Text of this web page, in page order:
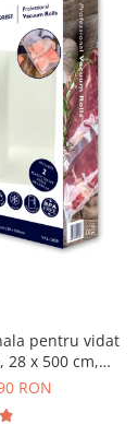
pentru vidat
28 x 500 cm,
sous vide,
RON